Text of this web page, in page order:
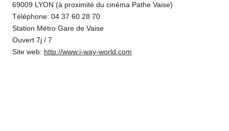
69009 LYON (à proximité du cinéma Pathe Vaise)
Téléphone: 04 37 60 28 70
Station Métro Gare de Vaise
Ouvert 7j / 7
Site web: http://www.i-way-world.com